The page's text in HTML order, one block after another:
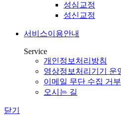
성심교정
성신교정
서비스이용안내
Service
개인정보처리방침
영상정보처리기기 운
이메일 무단 수집 거부
오시는 길
닫기